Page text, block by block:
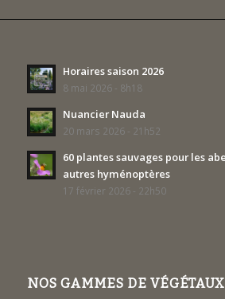
Horaires saison 2026
8 mai 2026 - 8h18
Nuancier Nauda
20 mars 2026 - 21h52
60 plantes sauvages pour les
autres hyménoptères
17 février 2026 - 22h50
NOS GAMMES DE VÉGÉTAUX